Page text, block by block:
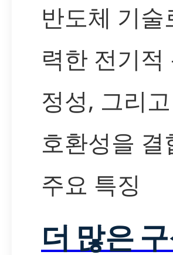
반도체 기
력한 전기
정성, 그리
호환성을
주요 특징
더 많은